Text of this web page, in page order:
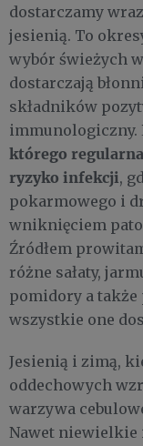
dostarczamy
jesienią. To
wybór świeżych
dostarczają
składników
immunologiczny.
którego
ryzyko infekcji,
pokarmowego i
wniknięciem
Źródłem
różne sałaty,
pomidory a
wszystkie one
Jesienią i zimą,
oddechowych
warzywa
Nawet niewielkie